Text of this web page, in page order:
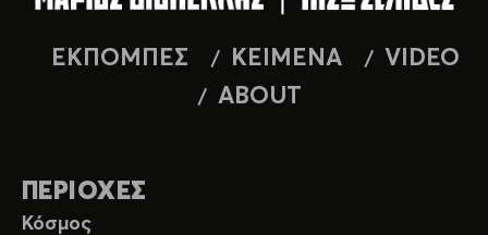
ΕΚΠΟΜΠΕΣ ΚΕΙΜΕΝΑ
VIDEO
ABOUT
ΠΕΡΙΟΧΕΣ
Κόσμος